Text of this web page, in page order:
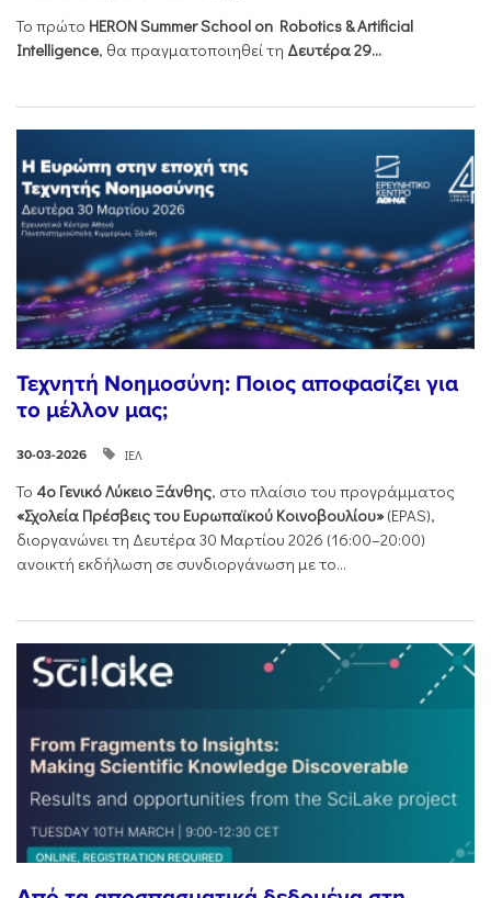
Το πρώτο HERONSummerSchool on Robotics &Artificial
Intelligence, θα πραγματοποιηθεί τη Δευτέρα 29...
Τεχνητή Νοημοσύνη: Ποιος αποφασίζει για
το μέλλον μας;
30-03-2026 ΙΕΛ
Το 4ο Γενικό Λύκειο Ξάνθης, στο πλαίσιο του προγράμματος
«Σχολεία Πρέσβεις του Ευρωπαϊκού Κοινοβουλίου»(EPAS),
διοργανώνει τη Δευτέρα 30 Μαρτίου 2026 (16:00–20:00)
ανοικτή εκδήλωση σε συνδιοργάνωση με το...